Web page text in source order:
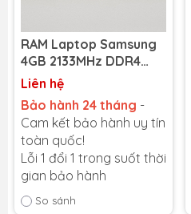
RAM Laptop Samsung
4GB 2133MHz DDR4
(1x4GB) (NEW)
Liên hệ
Bảo hành 24 tháng -
Cam kết bảo hành uy tín
toàn quốc!
Lỗi 1 đổi 1 trong suốt thời
gian bảo hành
So sánh